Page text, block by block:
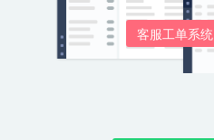
客服工单系统